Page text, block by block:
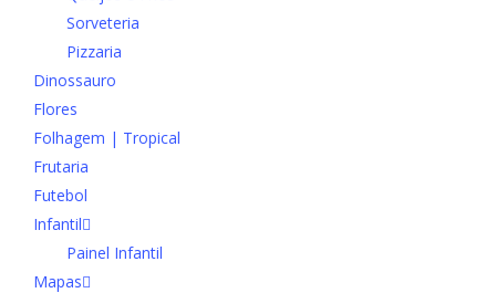
Sorveteria
Pizzaria
Dinossauro
Flores
Folhagem | Tropical
Frutaria
Futebol
Infantil
Painel Infantil
Mapas